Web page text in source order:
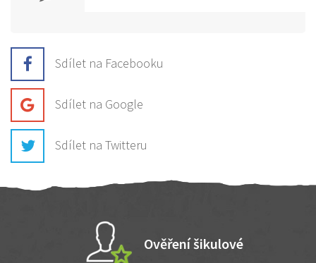
Sdílet na Facebooku
Sdílet na Google
Sdílet na Twitteru
Ověření šikulové